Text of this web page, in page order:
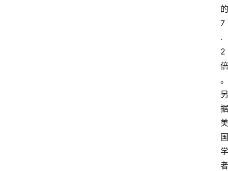
的
7
.
2
倍
。
另
据
美
国
学
者